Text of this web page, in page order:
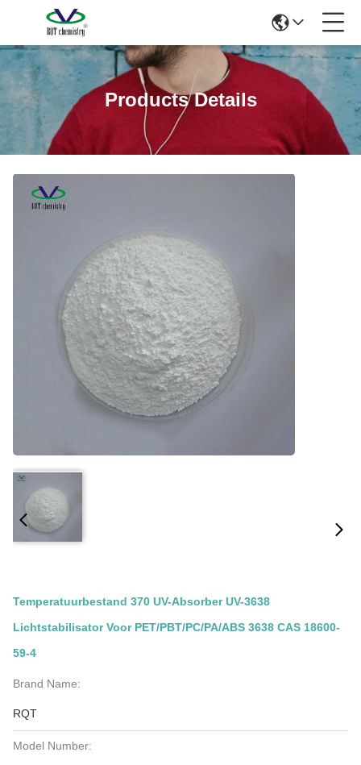
Products Details
Temperatuurbestand 370 UV-Absorber UV-3638
Lichtstabilisator Voor PET/PBT/PC/PA/ABS 3638 CAS 18600-
59-4
Brand Name:
RQT
Model Number: